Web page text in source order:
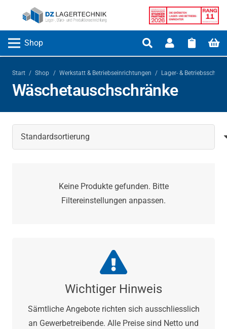
Shop
Start / Shop / Werkstatt & Betriebseinrichtungen / Lager- &
Wäschetauschschränke
Keine Produkte gefunden. Bitte
Filtereinstellungen anpassen.
Wichtiger Hinweis
Sämtliche Angebote richten sich ausschliesslich
an Gewerbetreibende. Alle Preise sind Netto und